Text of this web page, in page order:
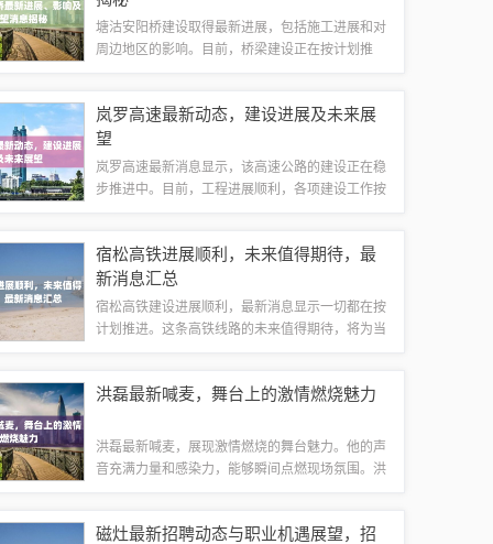
塘沽安阳桥建设取得最新进展，包括施工进展和对
周边地区的影响。目前，桥梁建设正在按计划推
经济发展。具体细节和最新动态正在持续更新中...
岚罗高速最新动态，建设进展及未来展
望
岚罗高速最新消息显示，该高速公路的建设正在稳
步推进中。目前，工程进展顺利，各项建设工作按
将对周边地区的物流、旅游等行业产生积极影...
宿松高铁进展顺利，未来值得期待，最
新消息汇总
宿松高铁建设进展顺利，最新消息显示一切都在按
计划推进。这条高铁线路的未来值得期待，将为当
要的交通枢纽，高铁建设一直备受瞩目，随着...
洪磊最新喊麦，舞台上的激情燃烧魅力
洪磊最新喊麦，展现激情燃烧的舞台魅力。他的声
音充满力量和感染力，能够瞬间点燃现场氛围。洪
活力。他的喊麦作品充满热情和动力，值得一...
磁灶最新招聘动态与职业机遇展望，招